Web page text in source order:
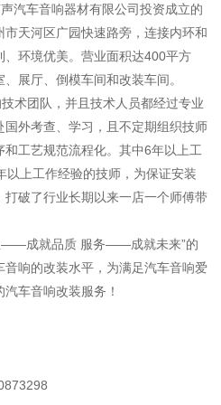
汽车音响器材有限公司投资成立的
天河区广园快速路旁，连接内环和
、环境优美。营业面积达400平方
展厅、倒模车间和改装车间。
术团队，并且技术人员都经过专业
外考查、学习，且不定期组织技师
和工艺规范流程化。其中6年以上工
以上工作经验的技师，为保证安装
破了行业长期以来一店一个师傅带
——成就品质 服务——成就未来”的
响的改装水平，为满足汽车音响爱
车音响改装服务！